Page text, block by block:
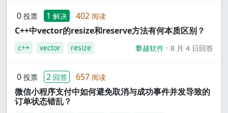
0 投票 1 解决 402 阅读
C++中vector的resize和reserve方法有何本质区别？
c++ vector resize 攀越软件 8 月 4 日回答
0 投票 2 回答 657 阅读
微信小程序支付中如何避免取消与成功事件并发导致的
订单状态错乱？